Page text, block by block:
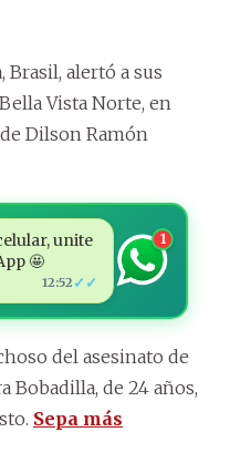
Brasil, alertó a sus
Vista Norte, en
Dilson Ramón
unite
🤩
12:52 ✓✓
1
del asesinato de
Bobadilla, de 24 años,
Sepa más